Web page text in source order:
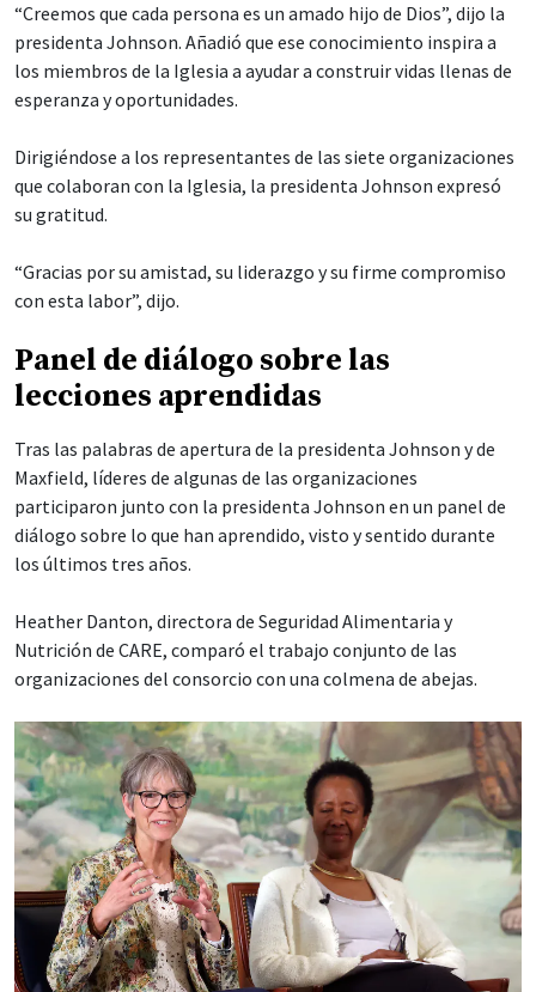
“Creemos que cada persona es un amado hijo de Dios”, dijo la
presidenta Johnson. Añadió que ese conocimiento inspira a
los miembros de la Iglesia a ayudar a construir vidas llenas de
esperanza y oportunidades.
Dirigiéndose a los representantes de las siete organizaciones
que colaboran con la Iglesia, la presidenta Johnson expresó
su gratitud.
“Gracias por su amistad, su liderazgo y su firme compromiso
con esta labor”, dijo.
Panel de diálogo sobre las
lecciones aprendidas
Tras las palabras de apertura de la presidenta Johnson y de
Maxfield, líderes de algunas de las organizaciones
participaron junto con la presidenta Johnson en un panel de
diálogo sobre lo que han aprendido, visto y sentido durante
los últimos tres años.
Heather Danton, directora de Seguridad Alimentaria y
Nutrición de CARE, comparó el trabajo conjunto de las
organizaciones del consorcio con una colmena de abejas.